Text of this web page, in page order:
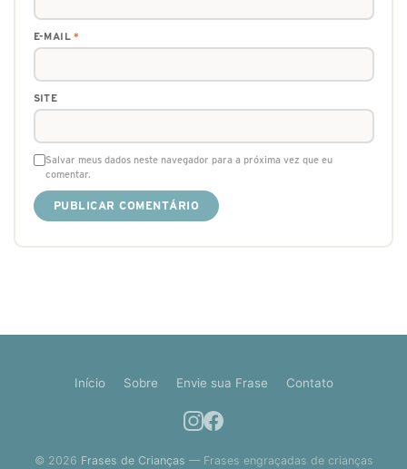
E-MAIL*
SITE
Salvar meus dados neste navegador para a próxima vez que eu
comentar.
Início Sobre Envie sua Frase Contato
© 2026 Frases de Crianças — Frases engraçadas de crianças